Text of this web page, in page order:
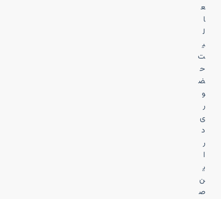
ع
ا
ل
ی
ت
ح
ض
و
ر
ی
د
ر
ا
ی
ن
ص